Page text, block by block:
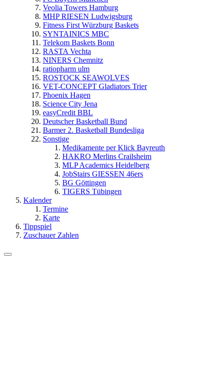
Veolia Towers Hamburg
MHP RIESEN Ludwigsburg
Fitness First Würzburg Baskets
SYNTAINICS MBC
Telekom Baskets Bonn
RASTA Vechta
NINERS Chemnitz
ratiopharm ulm
ROSTOCK SEAWOLVES
VET-CONCEPT Gladiators Trier
Phoenix Hagen
Science City Jena
easyCredit BBL
Deutscher Basketball Bund
Barmer 2. Basketball Bundesliga
Sonstige
Medikamente per Klick Bayreuth
HAKRO Merlins Crailsheim
MLP Academics Heidelberg
JobStairs GIESSEN 46ers
BG Göttingen
TIGERS Tübingen
Kalender
Termine
Karte
Tippspiel
Zuschauer Zahlen